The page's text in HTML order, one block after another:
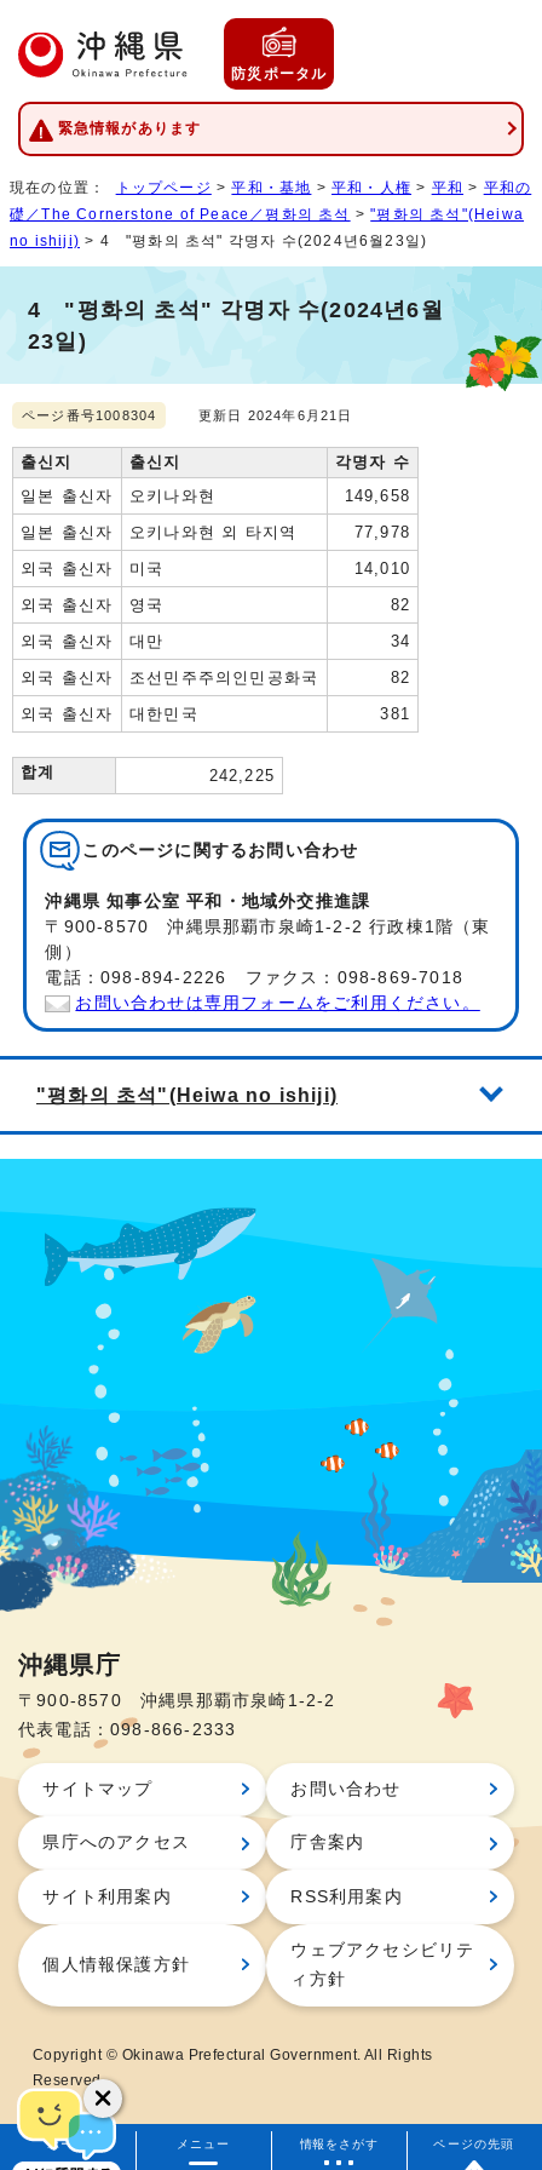
防災ポータル
緊急情報があります
現在の位置： トップページ >平和・基地 >平和・人権 > 平和 > 平和の
礎／The Cornerstone of Peace／평화의 초석 >"평화의 초석"(Heiwa
no ishiji) > 4 "평화의 초석" 각명자 수(2024년6월23일)
4 "평화의 초석" 각명자 수(2024년6월
23일)
ページ番号1008304 更新日 2024年6月21日
출신지 출신지
각명자 수
일본 출신자
오키나와현
149,658
일본 출신자
오키나와현 외 타지역
77,978
외국 출신자
미국
14,010
외국 출신자
영국
82
외국 출신자
대만
34
외국 출신자
조선민주주의인민공화국
82
외국 출신자
대한민국 381
합계 242,225
このページに関する お問い合わせ
沖縄県 知事公室 平和・地域外交推進課
〒900-8570 沖縄県那覇市泉崎1-2-2 行政棟1階（東
側）
電話：098-894-2226 ファクス：098-869-7018
お問い合わせは専用フォームをご利用ください。
"평화의 초석"(Heiwa no ishiji)
メニュー
ホーム 情報をさがす ページの先頭
沖縄県庁
〒900-8570 沖縄県那覇市泉崎1-2-2
代表電話：098-866-2333
サイトマップ お問い合わせ
県庁へのアクセス 庁舎案内
サイト利用案内 RSS利用案内
個人情報保護方針
ウェブアクセシビリテ
ィ方針
Copyright © Okinawa Prefectural Government. All Rights
Reserved.